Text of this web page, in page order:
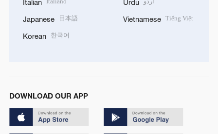
Italian
Japanese 日本語
Korean 한국어
Urdu
Vietnamese Tiếng Việt
DOWNLOAD OUR APP